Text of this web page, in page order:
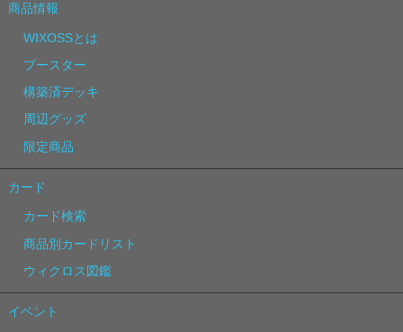
商品情報
WIXOSSとは
ブースター
構築済デッキ
周辺グッズ
限定商品
カード
カード検索
商品別カードリスト
ウィクロス図鑑
イベント